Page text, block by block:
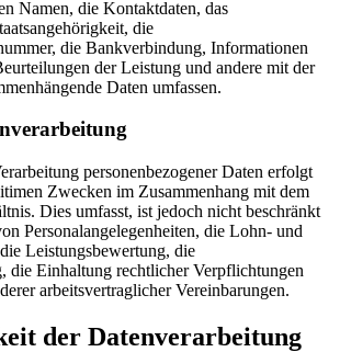
Namen, die Kontaktdaten, das
die
die Bankverbindung, Informationen
der Leistung und andere mit der
Daten umfassen.
personenbezogener Daten erfolgt
Zwecken im Zusammenhang mit dem
Dies umfasst, ist jedoch nicht beschränkt
Personalangelegenheiten, die Lohn- und
Leistungsbewertung, die
die Einhaltung rechtlicher Verpflichtungen
arbeitsvertraglicher Vereinbarungen.
der Datenverarbeitung